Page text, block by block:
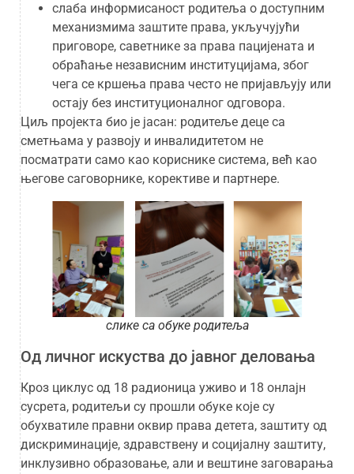
слаба информисаност родитеља о доступним
механизмима заштите права, укључујући
приговоре, саветнике за права пацијената и
обраћање независним институцијама, због
чега се кршења права често не пријављују или
остају без институционалног одговора.
Циљ пројекта био је јасан: родитеље деце са
сметњама у развоју и инвалидитетом не
посматрати само као кориснике система, већ као
његове саговорнике, корективе и партнере.
слике са обуке родитеља
Од личног искуства до јавног деловања
Кроз циклус од 18 радионица уживо и 18 онлајн
сусрета, родитељи су прошли обуке које су
обухватиле правни оквир права детета, заштиту од
дискриминације, здравствену и социјалну заштиту,
инклузивно образовање, али и вештине заговарања